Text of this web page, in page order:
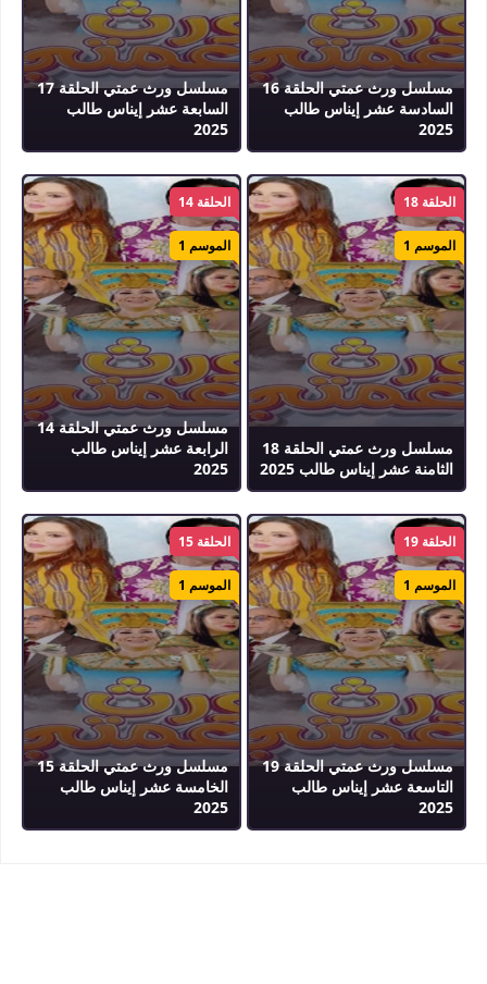
مسلسل ورث عمتي الحلقة 16
السادسة عشر إيناس طالب
2025
مسلسل ورث عمتي الحلقة 17
السابعة عشر إيناس طالب
2025
مسلسل ورث عمتي الحلقة 18
الثامنة عشر إيناس طالب 2025
الحلقة 18
الموسم 1
مسلسل ورث عمتي الحلقة 14
الرابعة عشر إيناس طالب
2025
الحلقة 14
الموسم 1
مسلسل ورث عمتي الحلقة 19
التاسعة عشر إيناس طالب
2025
الحلقة 19
الموسم 1
مسلسل ورث عمتي الحلقة 15
الخامسة عشر إيناس طالب
2025
الحلقة 15
الموسم 1